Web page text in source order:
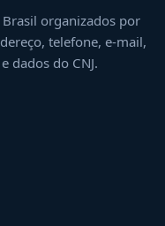
organizados por
telefone, e-mail,
dados do CNJ.